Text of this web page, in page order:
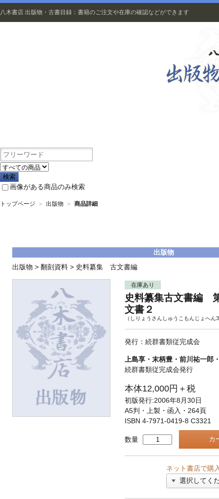
八木書店 出版物・古書目録：書籍のご注文や在庫の確認などができます
画像がある商品のみ検索
トップページ ＞ 出版物 ＞ 商品詳細
出版物
出版物 > 翻刻資料 > 史料纂集 古文書編
在庫あり
史料纂集古文書編
文書２
（しりょうさんしゅうこもんじょへ
発行：続群書類従完成会
上島享・末柄豊・前川祐一郎
続群書類従完成会発行
本体12,000円＋税
初版発行:2006年8月30日
A5判・上製・函入・264頁
ISBN 4-7971-0419-8 C3321
数量
ネット書店で購